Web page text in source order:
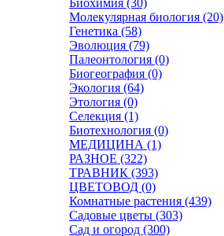
Биохимия (30)
Молекулярная биология (20)
Генетика (58)
Эволюция (79)
Палеонтология (0)
Биогеография (0)
Экология (64)
Этология (0)
Селекция (1)
Биотехнология (0)
МЕДИЦИНА (1)
РАЗНОЕ (322)
ТРАВНИК (393)
ЦВЕТОВОД (0)
Комнатные растения (439)
Садовые цветы (303)
Сад и огород (300)